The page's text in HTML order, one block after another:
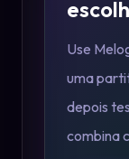
Use
uma
depois
combina